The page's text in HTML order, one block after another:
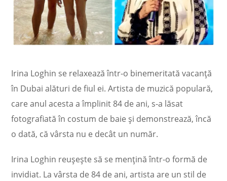
Irina Loghin se relaxează într-o binemeritată vacanță
în Dubai alături de fiul ei. Artista de muzică populară,
care anul acesta a împlinit 84 de ani, s-a lăsat
fotografiată în costum de baie și demonstrează, încă
o dată, că vârsta nu e decât un număr.
Irina Loghin reușește să se mențină într-o formă de
invidiat. La vârsta de 84 de ani, artista are un stil de